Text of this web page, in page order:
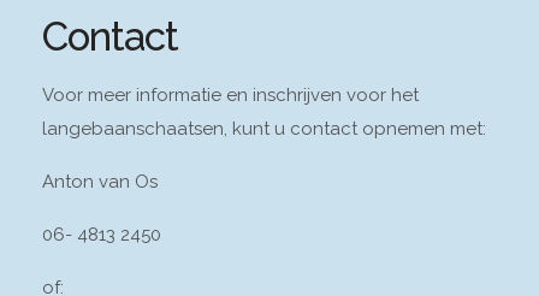
Contact
Voor meer informatie en inschrijven voor het
langebaanschaatsen, kunt u contact opnemen met:
Anton van Os
06- 4813 2450
of: